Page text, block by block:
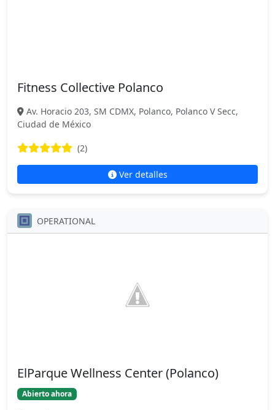
Fitness Collective Polanco
Av. Horacio 203, SM CDMX, Polanco, Polanco V Secc,
Ciudad de México
(2)
Ver detalles
OPERATIONAL
ElParque Wellness Center (Polanco)
Abierto ahora